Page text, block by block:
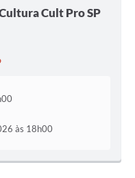
Cult Pro SP
às 18h00